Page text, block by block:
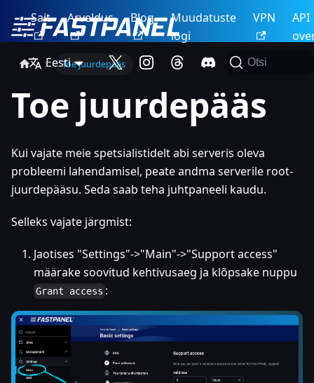
Sait Arveldus Blog
Muudatuste
logi
VPN
API
Eesti
Otsi
Toe juurdepääs
Toe juurdepääs
Kui vajate meie spetsialistidelt abi serveris oleva
probleemi lahendamisel, peate andma serverile root-
juurdepääsu. Seda saab teha juhtpaneeli kaudu.
Selleks vajate järgmist:
Jaotises "Settings"->"Main"->"Support access"
määrake soovitud kehtivusaeg ja klõpsake nuppu
Grant access :